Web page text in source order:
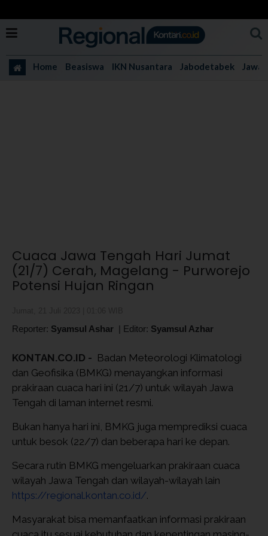
Home Beasiswa IKN Nusantara Jabodetabek Jawa
Cuaca Jawa Tengah Hari Jumat
(21/7) Cerah, Magelang - Purworejo
Potensi Hujan Ringan
Reporter: Syamsul Ashar | Editor: Syamsul Azhar
KONTAN.CO.ID - Badan Meteorologi Klimatologi
dan Geofisika (BMKG) menayangkan informasi
prakiraan cuaca hari ini (21/7) untuk wilayah Jawa
Tengah di laman internet resmi.
Bukan hanya hari ini, BMKG juga memprediksi cuaca
untuk besok (22/7) dan beberapa hari ke depan.
Secara rutin BMKG mengeluarkan prakiraan cuaca
wilayah Jawa Tengah dan wilayah-wilayah lain
https://regional.kontan.co.id/.
Masyarakat bisa memanfaatkan informasi prakiraan